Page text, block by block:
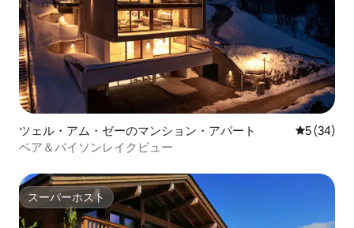
ツェル・アム・ゼーのマンション・アパート レビュー
5 (34)
ベア＆バイソンレイクビュー
スーパーホスト
スーパーホスト